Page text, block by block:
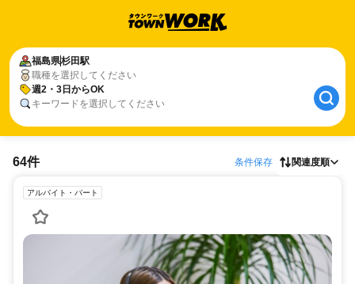
福島県杉田駅
職種を選択してください
週2・3日からOK
キーワードを選択してください
64件 条件保存 関連度順
アルバイト・パート